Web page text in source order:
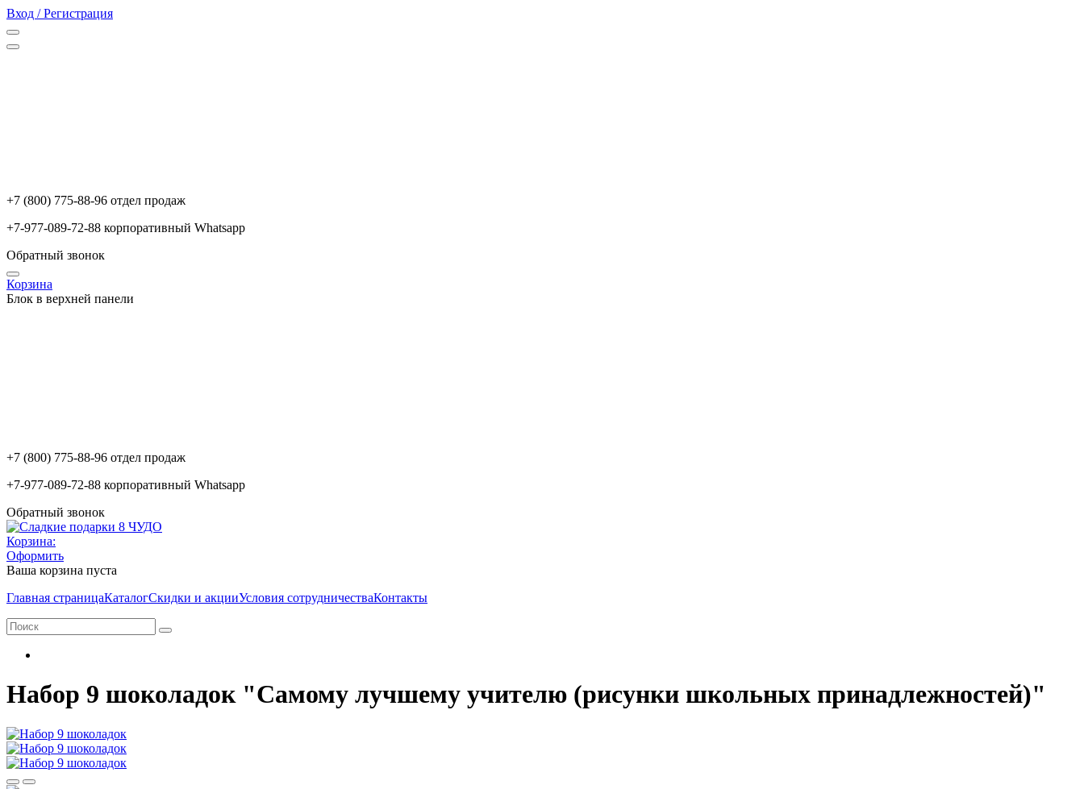
Вход / Регистрация
+7 (800) 775-88-96 отдел продаж
+7-977-089-72-88 корпоративный Whatsapp
Обратный звонок
Корзина
Блок в верхней панели
+7 (800) 775-88-96 отдел продаж
+7-977-089-72-88 корпоративный Whatsapp
Обратный звонок
Корзина:
Оформить
Ваша корзина пуста
Главная страницаКаталогСкидки и акцииУсловия сотрудничестваКонтакты
Набор 9 шоколадок "Самому лучшему учителю (рисунки школьных принадлежностей)"